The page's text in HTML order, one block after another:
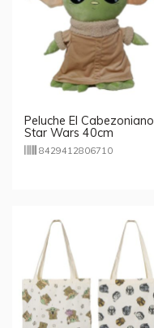
Peluche El Cabezoniano
Star Wars 40cm
8429412806710